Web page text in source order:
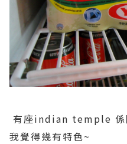
有座indian temple 係
我覺得幾有特色~